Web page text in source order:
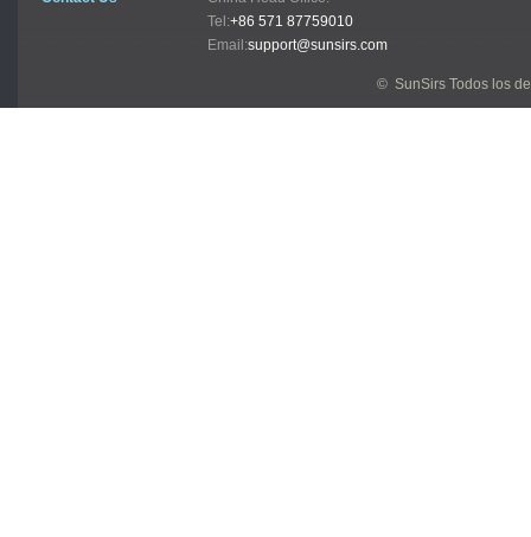
Tel:+86 571 87759010
Email:support@sunsirs.com
© SunSirs Todos los